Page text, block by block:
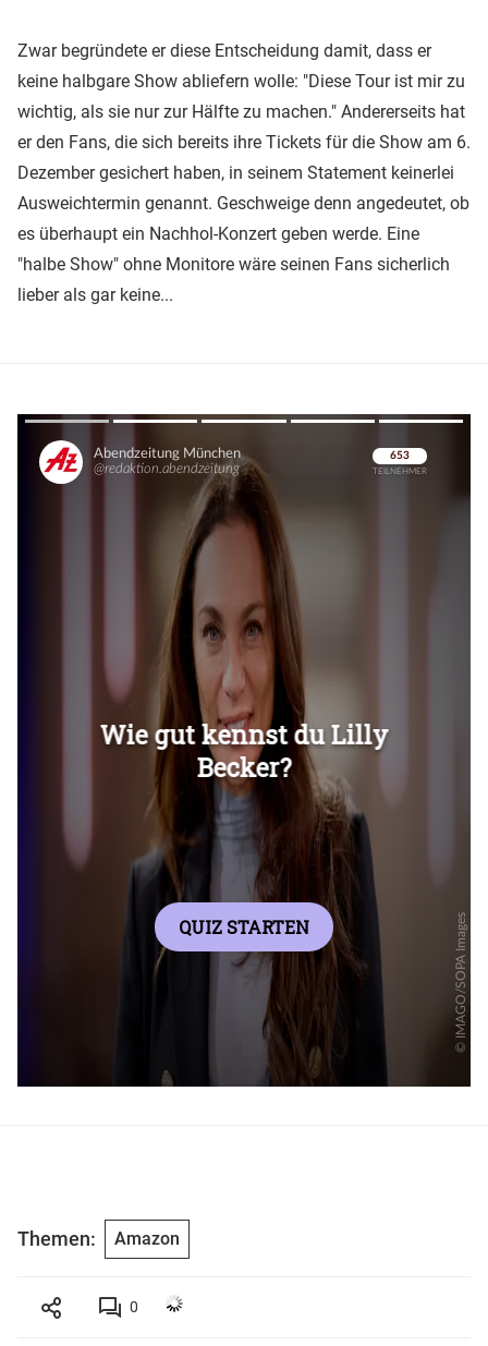
Zwar begründete er diese Entscheidung damit, dass er
keine halbgare Show abliefern wolle: "Diese Tour ist mir zu
wichtig, als sie nur zur Hälfte zu machen." Andererseits hat
er den Fans, die sich bereits ihre Tickets für die Show am 6.
Dezember gesichert haben, in seinem Statement keinerlei
Ausweichtermin genannt. Geschweige denn angedeutet, ob
es überhaupt ein Nachhol-Konzert geben werde. Eine
"halbe Show" ohne Monitore wäre seinen Fans sicherlich
lieber als gar keine...
Überspringen
Überspringen
Themen: Amazon
0